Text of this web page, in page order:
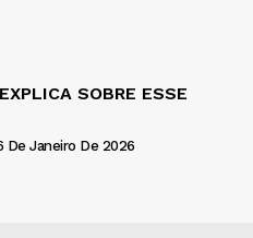
SOBRE ESSE
De Janeiro De 2026